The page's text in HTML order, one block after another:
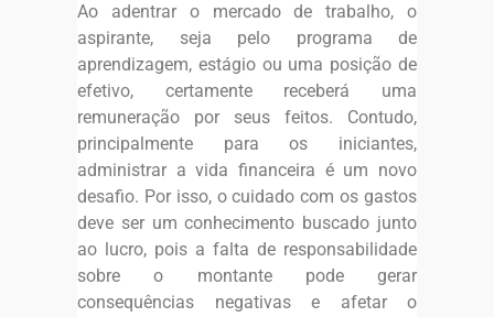
Ao adentrar o mercado de trabalho, o
aspirante, seja pelo programa de
aprendizagem, estágio ou uma posição de
efetivo, certamente receberá uma
remuneração por seus feitos. Contudo,
principalmente para os iniciantes,
administrar a vida financeira é um novo
desafio. Por isso, o cuidado com os gastos
deve ser um conhecimento buscado junto
ao lucro, pois a falta de responsabilidade
sobre o montante pode gerar
consequências negativas e afetar o